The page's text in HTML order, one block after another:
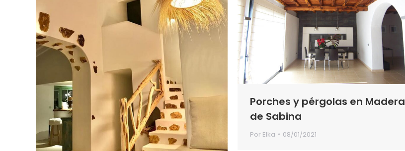
Porches y pérgolas en Madera
de Sabina
Por Elka 08/01/2021